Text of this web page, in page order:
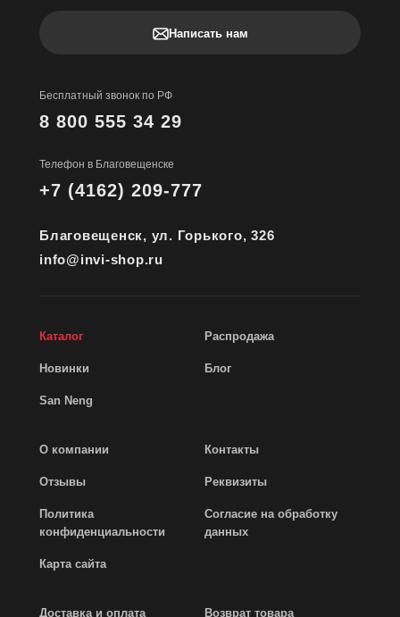
Написать нам
Бесплатный звонок по РФ
8 800 555 34 29
Телефон в Благовещенске
+7 (4162) 209-777
Благовещенск, ул. Горького, 326
info@invi-shop.ru
Каталог Распродажа
Новинки Блог
San Neng
О компании Контакты
Отзывы Реквизиты
Политика
конфиденциальности
Согласие на обработку
данных
Карта сайта
Доставка и оплата Возврат товара